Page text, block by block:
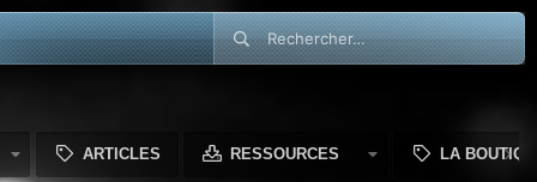
ARTICLES RESSOURCES LA